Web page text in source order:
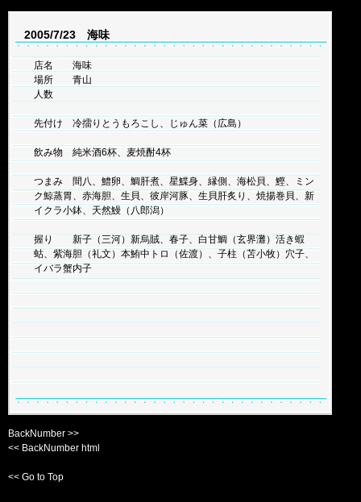
2005/7/23 海味
店名 海味
場所 青山
人数
先付け 冷擂りとうもろこし、じゅん菜（広島）
飲み物 純米酒6杯、麦焼酎4杯
つまみ 間八、鱧卵、鯛肝煮、星鰈身、縁側、海松貝、鰹、ミン
ク鯨蒸胃、赤海胆、生貝、彼岸河豚、生貝肝炙り、焼揚巻貝、新
イクラ小鉢、天然鰻（八郎潟）
握り 新子（三河）新烏賊、春子、白甘鯛（玄界灘）活き蝦
蛄、紫海胆（礼文）本鮪中トロ（佐渡）、子柱（苫小牧）穴子、
イバラ蟹内子
BackNumber >>
<< BackNumber html
<< Go to Top